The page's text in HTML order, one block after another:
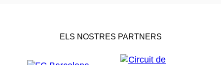
ELS NOSTRES PARTNERS